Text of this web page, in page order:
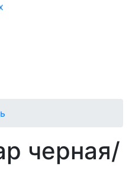
черная/